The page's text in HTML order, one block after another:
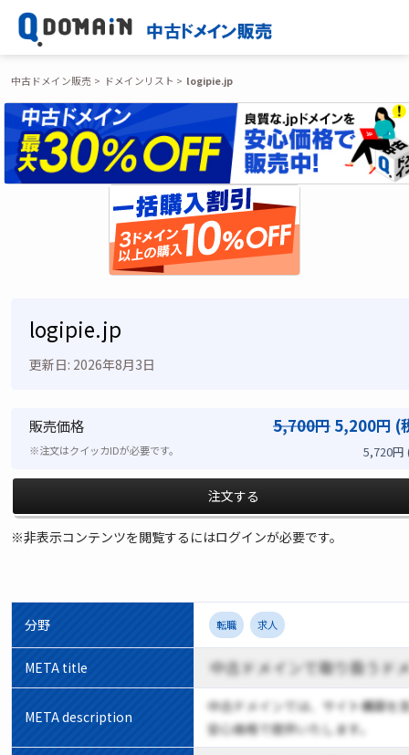
中古ドメイン販売 ドメインリスト logipie.jp
logipie.jp
更新日: 2026年8月3日
販売価格
※注文はクイッカIDが必要です。
5,700円 5,200円 (
5,720円
注文する
※非表示コンテンツを閲覧するにはログインが必要です。
分野 転職 求人
META title 中古ドメインで取り扱うド
META description
中古ドメインでは、サイト構築を
安心価格で提供いたします。